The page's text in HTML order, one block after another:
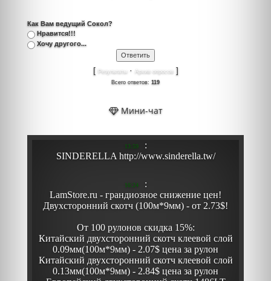
Как Вам ведущий Сокол?
Нравится!!!
Хочу другого...
[ Результаты · Архив опросов]
Всего ответов: 119
Мини-чат